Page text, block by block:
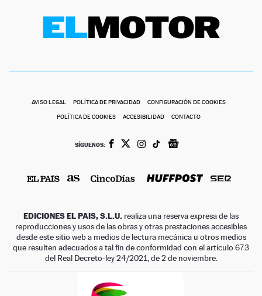
AVISO LEGAL POLÍTICA DE PRIVACIDAD CONFIGURACIÓN DE COOKIES
POLÍTICA DE COOKIES ACCESIBILIDAD CONTACTO
SÍGUENOS:
EDICIONES EL PAIS, S.L.U. realiza una reserva expresa de las
reproducciones y usos de las obras y otras prestaciones accesibles
desde este sitio web a medios de lectura mecánica u otros medios
que resulten adecuados a tal fin de conformidad con el artículo 67.3
del Real Decreto-ley 24/2021, de 2 de noviembre.